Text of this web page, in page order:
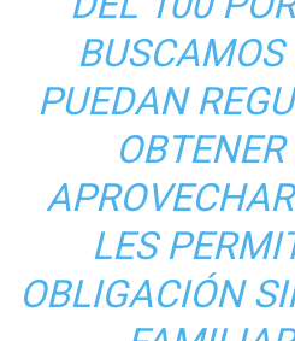
PUEDAN
LES
OBLIGACIÓN